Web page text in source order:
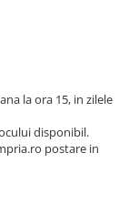
la ora 15, in zilele
disponibil.
postare in